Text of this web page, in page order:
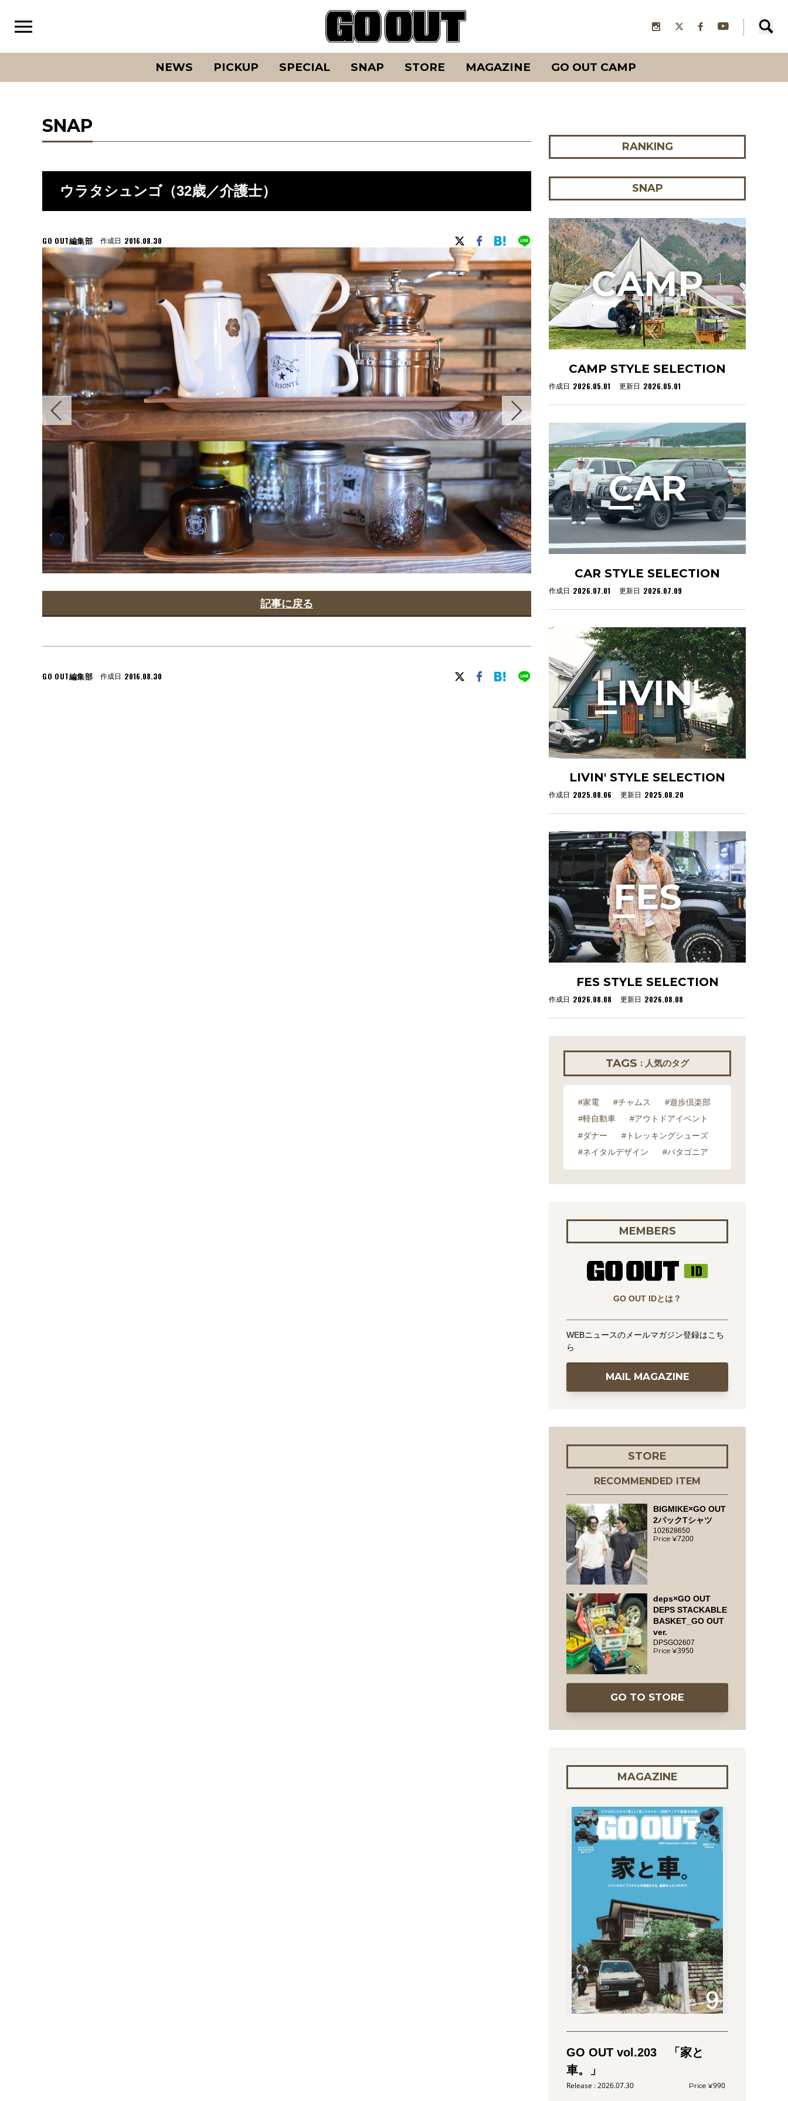
NEWS PICKUP SPECIAL SNAP STORE MAGAZINE GO OUT CAMP
SNAP
ウラタシュンゴ（32歳／介護士）
GO OUT編集部 作成日 2016.08.30
記事に戻る
GO OUT編集部 作成日 2016.08.30
RANKING
SNAP
CAMP STYLE SELECTION
作成日 2026.05.01 更新日 2026.05.01
CAMP
CAR STYLE SELECTION
作成日 2026.07.01 更新日 2026.07.09
CAR
LIVIN' STYLE SELECTION
作成日 2025.08.06 更新日 2025.08.20
LIVIN'
FES STYLE SELECTION
作成日 2026.08.08 更新日 2026.08.08
FES
TAGS : 人気のタグ
#家電 #チャムス
#遊歩倶楽部
#軽自動車
#アウトドアイベント
#ダナー
#トレッキングシューズ
#ネイタルデザイン
#パタゴニア
MEMBERS
GO OUT IDとは？
WEBニュースのメールマガジン登録はこち
ら
MAIL MAGAZINE
STORE
RECOMMENDED ITEM
BIGMIKE×GO OUT
2パックTシャツ
102628650
7200
deps×GO OUT
DEPS STACKABLE
BASKET_GO OUT
ver.
DPSGO2607
3950
GO TO STORE
MAGAZINE
GO OUT vol.203 「家と
車。」
2026.07.30 990